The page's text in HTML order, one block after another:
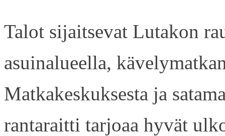
Talot sijaitsevat Lutakon
asuinalueella,
Matkakeskuksesta ja
rantaraitti tarjoaa hyvät